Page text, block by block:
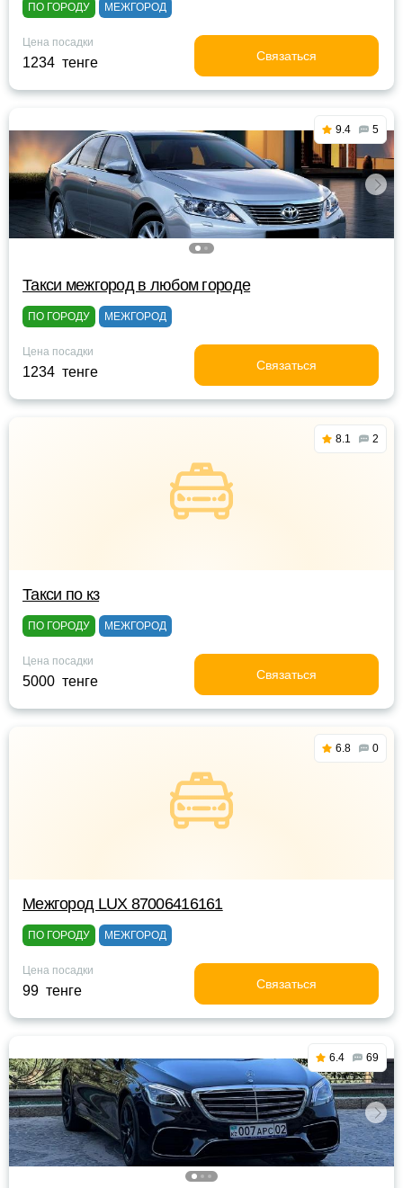
ПО ГОРОДУ МЕЖГОРОД
Цена посадки
1234 тенге Связаться
9.4 5
Такси межгород в любом городе
ПО ГОРОДУ МЕЖГОРОД
Цена посадки
1234 тенге Связаться
8.1 2
Такси по кз
ПО ГОРОДУ МЕЖГОРОД
Цена посадки
5000 тенге Связаться
6.8 0
Межгород LUX 87006416161
ПО ГОРОДУ МЕЖГОРОД
Цена посадки
99 тенге Связаться
6.4 69